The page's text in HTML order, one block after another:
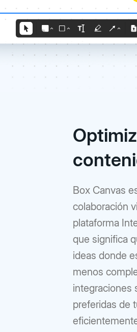
Box Canvas
colaboración
plataforma
que significa
ideas donde
menos
integraciones
preferidas de